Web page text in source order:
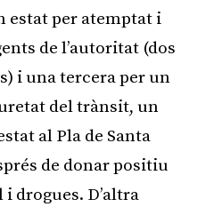
estat per atemptat i
de l’autoritat (dos
i una tercera per un
del trànsit, un
al Pla de Santa
de donar positiu
drogues. D’altra